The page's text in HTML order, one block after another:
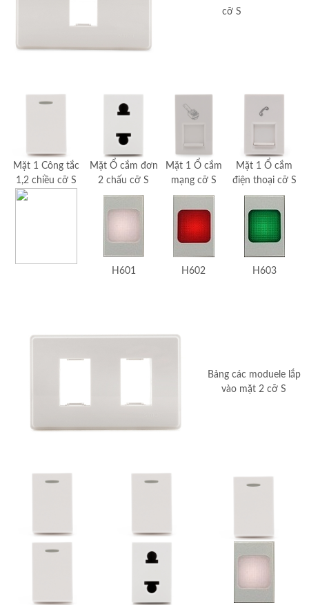
cỡ S
Mặt 1 Công tắc
1,2 chiều cỡ S
Mặt Ổ cắm đơn
2 chấu cỡ S
Mặt 1 Ổ cắm
mạng cỡ S
Mặt 1 Ổ cắm
điện thoại cỡ S
H601 H602 H603
Bảng các moduele lắp
vào mặt 2 cỡ S